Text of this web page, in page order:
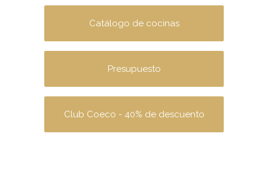
Catálogo de cocinas
Presupuesto
Club Coeco - 40% de descuento